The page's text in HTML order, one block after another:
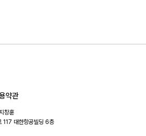
약관
창훈
117 대한항공빌딩 6층